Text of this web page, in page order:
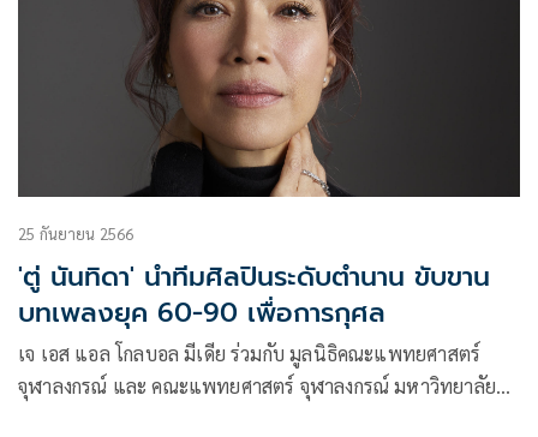
25 กันยายน 2566
'ตู่ นันทิดา' นำทีมศิลปินระดับตำนาน ขับขาน
บทเพลงยุค 60-90 เพื่อการกุศล
เจ เอส แอล โกลบอล มีเดีย ร่วมกับ มูลนิธิคณะแพทยศาสตร์
จุฬาลงกรณ์ และ คณะแพทยศาสตร์ จุฬาลงกรณ์ มหาวิทยาลัย